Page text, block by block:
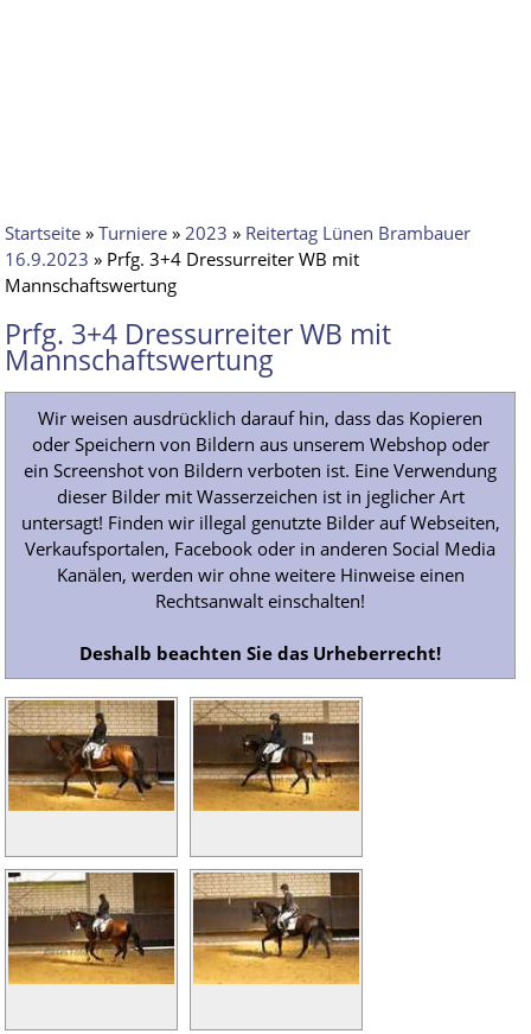
Startseite »Turniere »2023 » Reitertag Lünen Brambauer
16.9.2023 » Prfg. 3+4 Dressurreiter WB mit
Mannschaftswertung
Prfg. 3+4 Dressurreiter WB mit
Mannschaftswertung
Wir weisen ausdrücklich darauf hin, dass das Kopieren
oder Speichern von Bildern aus unserem Webshop oder
ein Screenshot von Bildern verboten ist. Eine Verwendung
dieser Bilder mit Wasserzeichen ist in jeglicher Art
untersagt! Finden wir illegal genutzte Bilder auf Webseiten,
Verkaufsportalen, Facebook oder in anderen Social Media
Kanälen, werden wir ohne weitere Hinweise einen
Rechtsanwalt einschalten!
Deshalb beachten Sie das Urheberrecht!